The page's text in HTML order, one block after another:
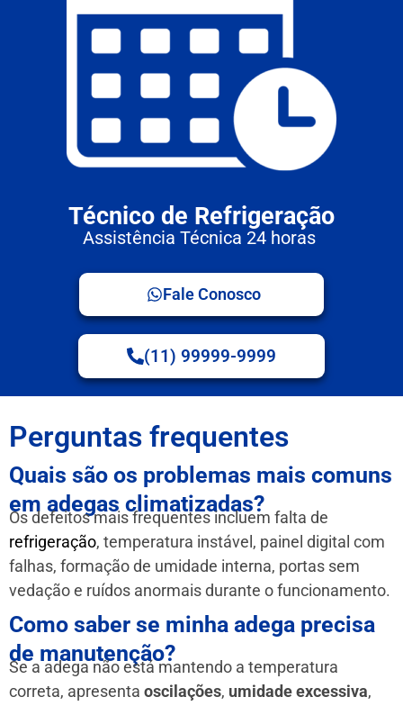
Técnico de Refrigeração
Assistência Técnica 24 horas
Fale Conosco
(11) 99999-9999
Perguntas frequentes
Quais são os problemas mais comuns
em adegas climatizadas?
Os defeitos mais frequentes incluem falta de
refrigeração, temperatura instável, painel digital com
falhas, formação de umidade interna, portas sem
vedação e ruídos anormais durante o funcionamento.
Como saber se minha adega precisa
de manutenção?
Se a adega não está mantendo a temperatura
correta, apresenta oscilações, umidade excessiva,